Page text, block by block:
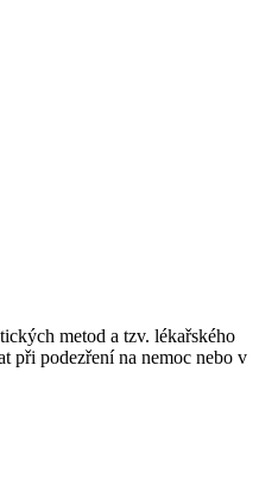
metod a tzv. lékařského
při podezření na nemoc nebo v